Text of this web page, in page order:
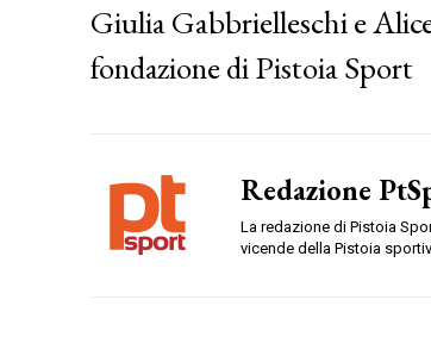
Giulia Gabbrielleschi e
fondazione di Pistoia Sport
Redazione
La redazione di Pistoia
vicende della Pistoia